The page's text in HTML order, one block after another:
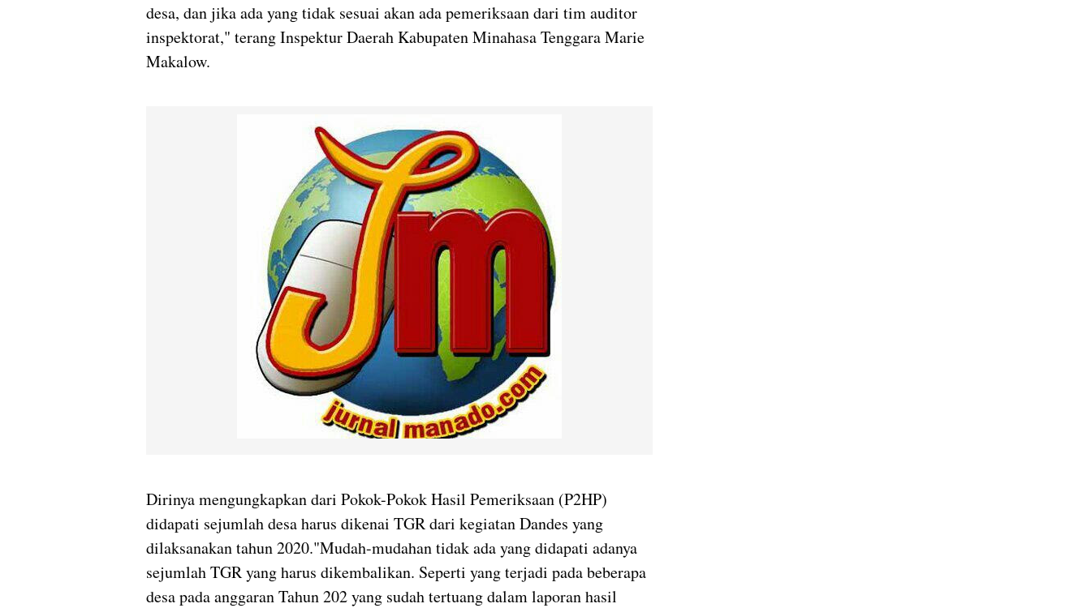
desa, dan jika ada yang tidak sesuai akan ada pemeriksaan dari tim auditor
inspektorat," terang Inspektur Daerah Kabupaten Minahasa Tenggara Marie
Makalow.
Dirinya mengungkapkan dari Pokok-Pokok Hasil Pemeriksaan (P2HP)
didapati sejumlah desa harus dikenai TGR dari kegiatan Dandes yang
dilaksanakan tahun 2020."Mudah-mudahan tidak ada yang didapati adanya
sejumlah TGR yang harus dikembalikan. Seperti yang terjadi pada beberapa
desa pada anggaran Tahun 202 yang sudah tertuang dalam laporan hasil